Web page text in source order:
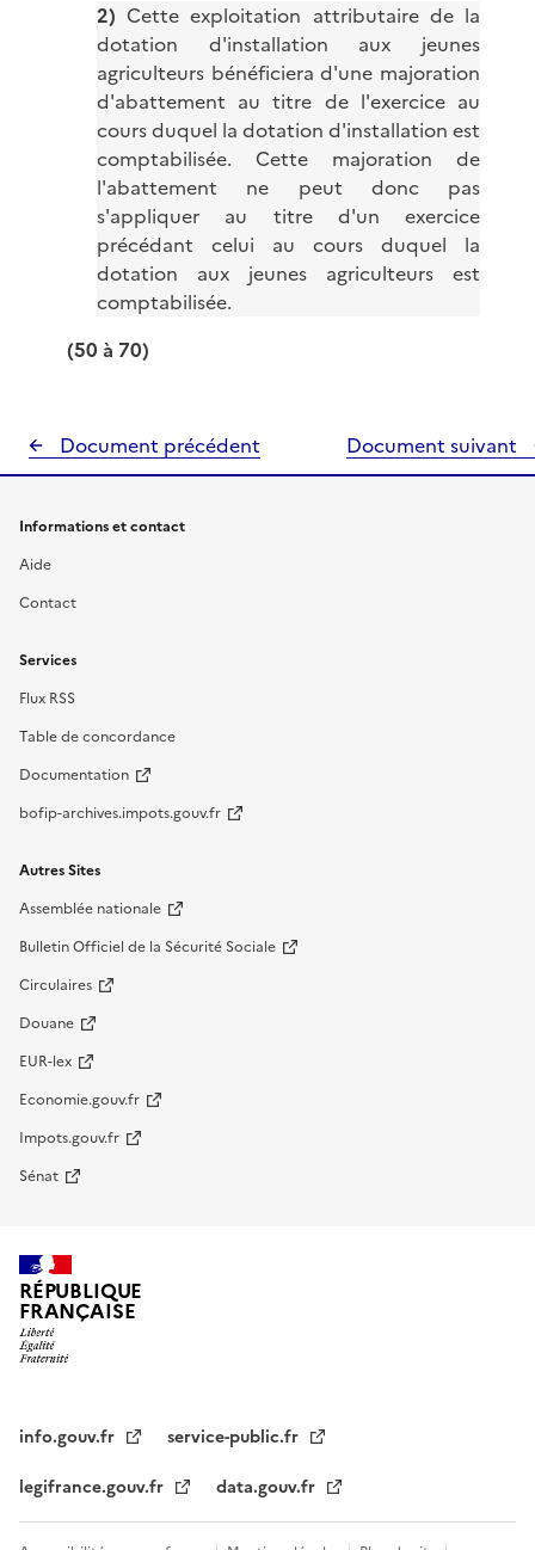
2) Cette exploitation attributaire de la
dotation d'installation aux jeunes
agriculteurs bénéficiera d'une majoration
d'abattement au titre de l'exercice au
cours duquel la dotation d'installation est
comptabilisée. Cette majoration de
l'abattement ne peut donc pas
s'appliquer au titre d'un exercice
précédant celui au cours duquel la
dotation aux jeunes agriculteurs est
comptabilisée.
(50 à 70)
Document précédent Document suivant
Informations et contact
Aide
Contact
Services
Flux RSS
Table de concordance
Documentation
bofip-archives.impots.gouv.fr
Autres Sites
Assemblée nationale
Bulletin Officiel de la Sécurité Sociale
Circulaires
Douane
EUR-lex
Economie.gouv.fr
Impots.gouv.fr
Sénat
RÉPUBLIQUE
FRANÇAISE
info.gouv.fr
service-public.fr
legifrance.gouv.fr
data.gouv.fr